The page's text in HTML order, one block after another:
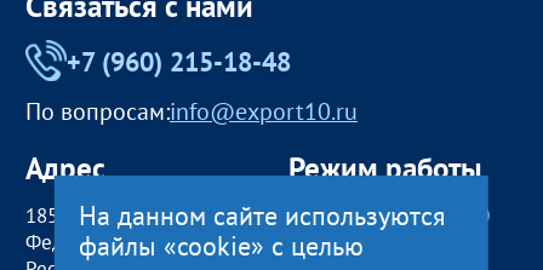
+7 (960) 215-18-48
По вопросам:info@export10.ru
Адрес
185000, Российская
Федерация,
Режим работы
пн — чт:09:00 — 18:00
пт:09:00 — 17:00
На данном сайте используются
файлы «cookie» с целью